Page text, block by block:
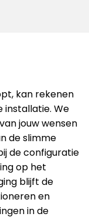
kan rekenen
installatie. We
jouw wensen
de slimme
de configuratie
op het
blijft de
en
in de